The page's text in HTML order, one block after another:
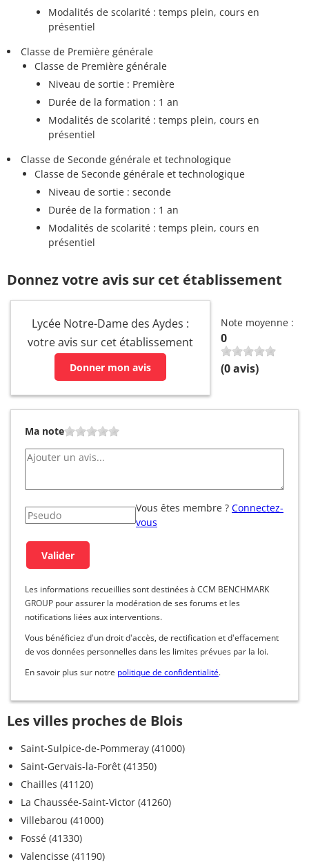
Modalités de scolarité : temps plein, cours en
présentiel
Classe de Première générale
Classe de Première générale
Niveau de sortie : Première
Durée de la formation : 1 an
Modalités de scolarité : temps plein, cours en
présentiel
Classe de Seconde générale et technologique
Classe de Seconde générale et technologique
Niveau de sortie : seconde
Durée de la formation : 1 an
Modalités de scolarité : temps plein, cours en
présentiel
Donnez votre avis sur cet établissement
Lycée Notre-Dame des Aydes :
votre avis sur cet établissement
Donner mon avis
Note moyenne :
0
(0avis)
Ma note
Vous êtes membre ? Connectez-
vous
Les informations recueillies sont destinées à CCM BENCHMARK
GROUP pour assurer la modération de ses forums et les
notifications liées aux interventions.
Vous bénéficiez d'un droit d'accès, de rectification et d'effacement
de vos données personnelles dans les limites prévues par la loi.
En savoir plus sur notre politique de confidentialité.
Les villes proches de Blois
Saint-Sulpice-de-Pommeray (41000)
Saint-Gervais-la-Forêt (41350)
Chailles (41120)
La Chaussée-Saint-Victor (41260)
Villebarou (41000)
Fossé (41330)
Valencisse (41190)